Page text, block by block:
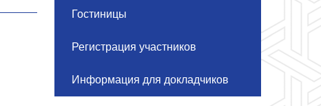
Гостиницы
Регистрация участников
Информация для докладчиков